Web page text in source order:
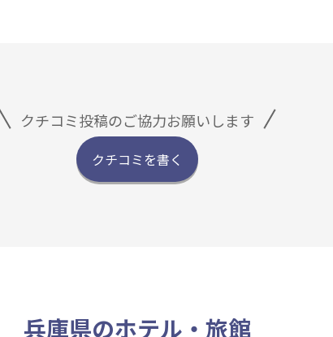
クチコミ投稿のご協力お願いします
クチコミを書く
兵庫県のホテル・旅館